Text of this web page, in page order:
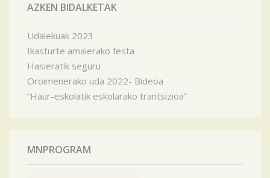
AZKEN BIDALKETAK
Udalekuak 2023
Ikasturte amaierako festa
Hasieratik seguru
Oroimenerako uda 2022- Bideoa
“Haur-eskolatik eskolarako trantsizioa”
MNPROGRAM